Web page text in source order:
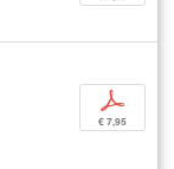
p
€ 7,95